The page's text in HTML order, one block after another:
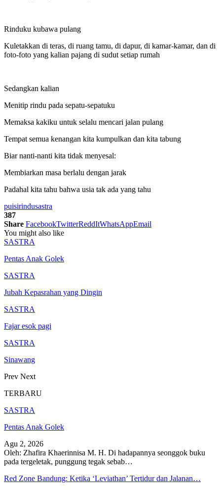
Rinduku kubawa pulang
Kuletakkan di teras, di ruang tamu, di dapur, di kamar-kamar, dan di
foto-foto yang kalian pajang di sudut setiap rumah
Sedangkan kalian
Menitip rindu pada sepatu-sepatuku
Memaksa kakiku untuk selalu mencari jalan pulang
Tempat semua kenangan kita kumpulkan dan kita tabung
Biar nanti-nanti kita tidak menyesal:
Membiarkan masa berlalu dengan jarak
Padahal kita tahu bahwa usia tak ada yang tahu
puisirindusastra
387
Share FacebookTwitterReddItWhatsAppEmail
You might also like
SASTRA
Pentas Anak Golek
SASTRA
Jubah Kepasrahan yang Dingin
SASTRA
Fajar esok pagi
SASTRA
Sinawang
Prev Next
TERBARU
SASTRA
Pentas Anak Golek
Agu 2, 2026
Oleh: Zhafira Khaerinnisa M. H. Di hadapannya seonggok buku
pada tergeletak, punggung tegak sebab…
Red Zone Bandung: Ketika ‘Leviathan’ Tertidur dan Jalanan…